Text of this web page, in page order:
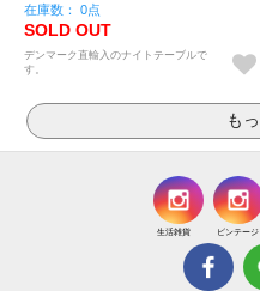
在庫数： 0点
SOLD OUT
デンマーク直輸入のナイトテーブルで
す。
生活雑貨 ビンテージ